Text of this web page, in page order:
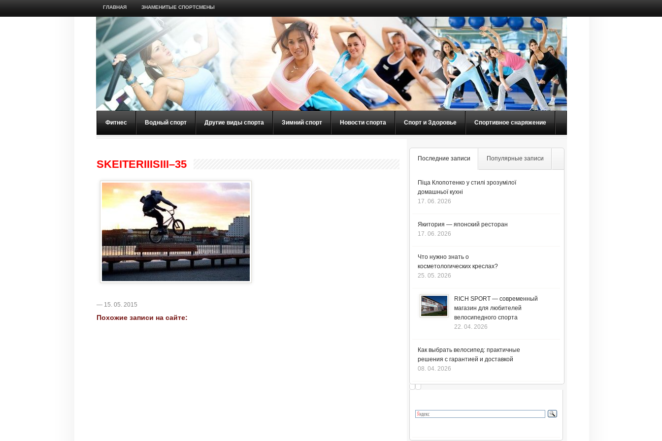
ГЛАВНАЯ ЗНАМЕНИТЫЕ СПОРТСМЕНЫ
Фитнес Водный спорт Другие виды спорта Зимний спорт Новости спорта Спорт и Здоровье Спортивное снаряжение
SKEITERIIISIII–35
— 15. 05. 2015
Похожие записи на сайте:
Последние записи Популярные записи
Піца Клопотенко у стилі зрозумілої
домашньої кухні
17. 06. 2026
Якитория — японский ресторан
17. 06. 2026
Что нужно знать о
косметологических креслах?
25. 05. 2026
RICH SPORT — современный
магазин для любителей
велосипедного спорта
22. 04. 2026
Как выбрать велосипед: практичные
решения с гарантией и доставкой
08. 04. 2026